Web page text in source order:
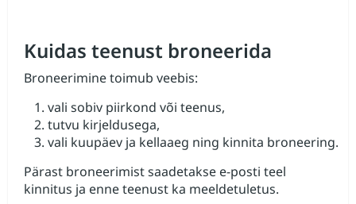
Kuidas teenust broneerida
Broneerimine toimub veebis:
vali sobiv piirkond või teenus,
tutvu kirjeldusega,
vali kuupäev ja kellaaeg ning kinnita broneering.
Pärast broneerimist saadetakse e‑posti teel
kinnitus ja enne teenust ka meeldetuletus.